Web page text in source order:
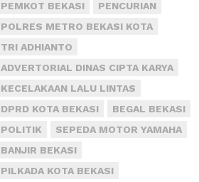
PEMKOT BEKASI
PENCURIAN
POLRES METRO BEKASI KOTA
TRI ADHIANTO
ADVERTORIAL DINAS CIPTA KARYA
KECELAKAAN LALU LINTAS
DPRD KOTA BEKASI
BEGAL BEKASI
POLITIK
SEPEDA MOTOR YAMAHA
BANJIR BEKASI
PILKADA KOTA BEKASI